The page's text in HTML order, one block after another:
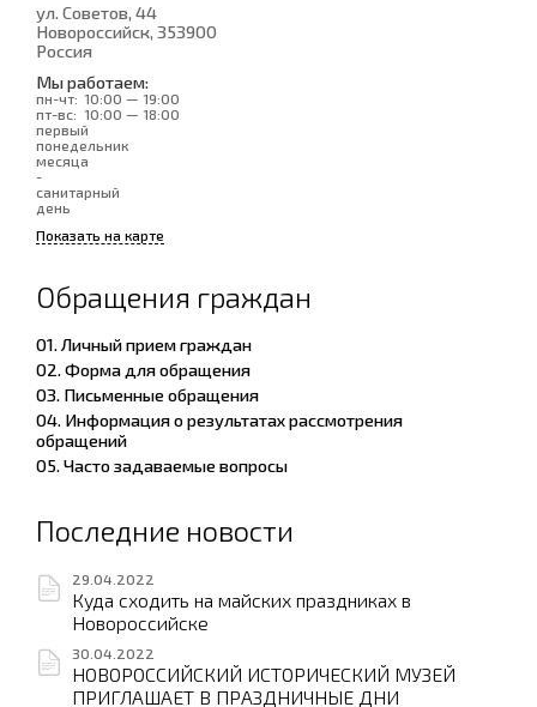
ул. Советов, 44
Новороссийск, 353900
Россия
Мы работаем:
пн-чт: 10:00 — 19:00
пт-вс: 10:00 — 18:00
первый
понедельник
месяца
-
санитарный
день
Показать на карте
Обращения граждан
01. Личный прием граждан
02. Форма для обращения
03. Письменные обращения
04. Информация о результатах рассмотрения
обращений
05. Часто задаваемые вопросы
Последние новости
29.04.2022
Куда сходить на майских праздниках в
Новороссийске
30.04.2022
НОВОРОССИЙСКИЙ ИСТОРИЧЕСКИЙ МУЗЕЙ
ПРИГЛАШАЕТ В ПРАЗДНИЧНЫЕ ДНИ